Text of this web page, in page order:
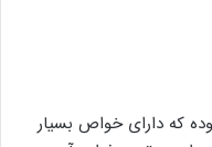
که دارای خواص بسیار